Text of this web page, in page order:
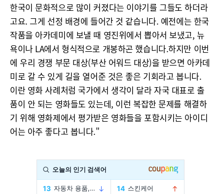
한국이 문화적으로 많이 커졌다는 이야기를 그들도 하더라
고요. 그게 선정 배경에 들어간 것 같습니다. 예전에는 한국
작품을 아카데미에 보낼 때 영진위에서 뽑아서 보냈고, 뉴
욕이나 LA에서 형식적으로 개봉하곤 했습니다.하지만 이번
에 우리 경쟁 부문 대상(부산 어워드 대상)을 받으면 아카데
미로 갈 수 있게 길을 열어준 것은 좋은 기회라고 봅니다.
이란 영화 사례처럼 국가에서 생각이 달라 자국 대표로 출
품이 안 되는 영화들도 있는데, 이런 복잡한 문제를 해결하
기 위해 영화제에서 평가받은 영화들을 포함시키는 아이디
어는 아주 좋다고 봅니다."